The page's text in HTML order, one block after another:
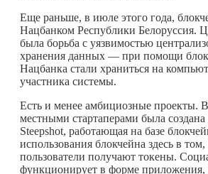
Еще раньше, в июле этого года,
Нацбанком Республики Белоруссия.
была борьба с уязвимостью
хранения данных — при помощи
Нацбанка стали храниться на
участника системы.
Есть и менее амбициозные проекты. В
местными стартаперами была создана
Steepshot, работающая на базе
использования блокчейна здесь в том,
пользователи получают токены.
функционирует в форме приложения,